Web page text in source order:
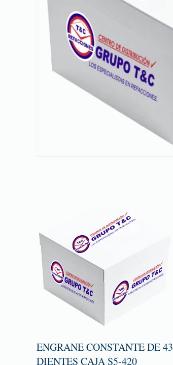
ENGRANE CONSTANTE DE 43
DIENTES CAJA S5-420